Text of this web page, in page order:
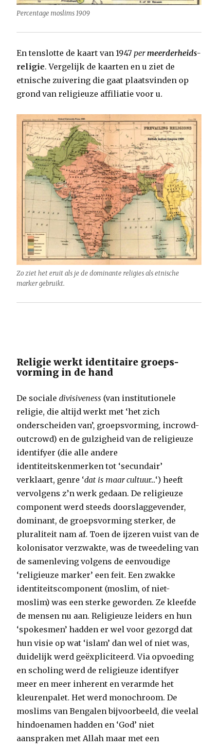
Percentage moslims 1909
En tenslotte de kaart van 1947permeerderheids-
religie. Vergelijk de kaarten en u ziet de
etnische zuivering die gaat plaatsvinden op
grond van religieuze affiliatie voor u.
Zo ziet het eruit als je de dominante religies als etnische
marker gebruikt.
Religie werkt identitaire groeps-
vorming in de hand
De socialedivisiveness (van institutionele
religie, die altijd werkt met ‘het zich
onderscheiden van’, groepsvorming, incrowd-
outcrowd) en de gulzigheid van de religieuze
identifyer (die alle andere
identiteitskenmerken tot ‘secundair’
verklaart, genre ‘dat is maar cultuur…‘) heeft
vervolgens z’n werk gedaan. De religieuze
component werd steeds doorslaggevender,
dominant, de groepsvorming sterker, de
pluraliteit nam af. Toen de ijzeren vuist van de
kolonisator verzwakte, was de tweedeling van
de samenleving volgens de eenvoudige
‘religieuze marker’ een feit. Een zwakke
identiteitscomponent (moslim, of niet-
moslim) was een sterke geworden. Ze kleefde
de mensen nu aan. Religieuze leiders en hun
‘spokesmen’ hadden er wel voor gezorgd dat
hun visie op wat ‘islam’ dan wel of niet was,
duidelijk werd geëxpliciteerd. Via opvoeding
en scholing werd de religieuze identifyer
meer en meer inherent en verarmde het
kleurenpalet. Het werd monochroom. De
moslims van Bengalen bijvoorbeeld, die veelal
hindoenamen hadden en ‘God’ niet
aanspraken met Allah maar met een